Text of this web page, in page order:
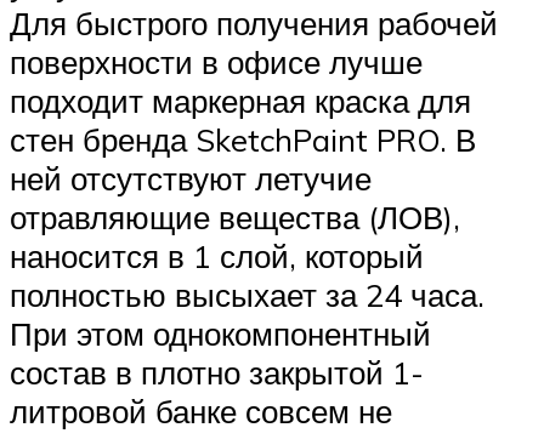
Для быстрого получения рабочей
поверхности в офисе лучше
подходит маркерная краска для
стен бренда SketchPaint PRO. В
ней отсутствуют летучие
отравляющие вещества (ЛОВ),
наносится в 1 слой, который
полностью высыхает за 24 часа.
При этом однокомпонентный
состав в плотно закрытой 1-
литровой банке совсем не